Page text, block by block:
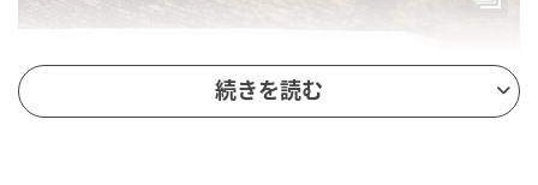
続きを読む